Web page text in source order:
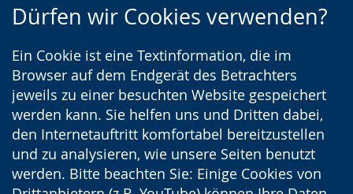
Dürfen wir Cookies verwenden?
Ein Cookie ist eine Textinformation, die im
Browser auf dem Endgerät des Betrachters
jeweils zu einer besuchten Website gespeichert
werden kann. Sie helfen uns und Dritten dabei,
den Internetauftritt komfortabel bereitzustellen
und zu analysieren, wie unsere Seiten benutzt
werden. Bitte beachten Sie: Einige Cookies von